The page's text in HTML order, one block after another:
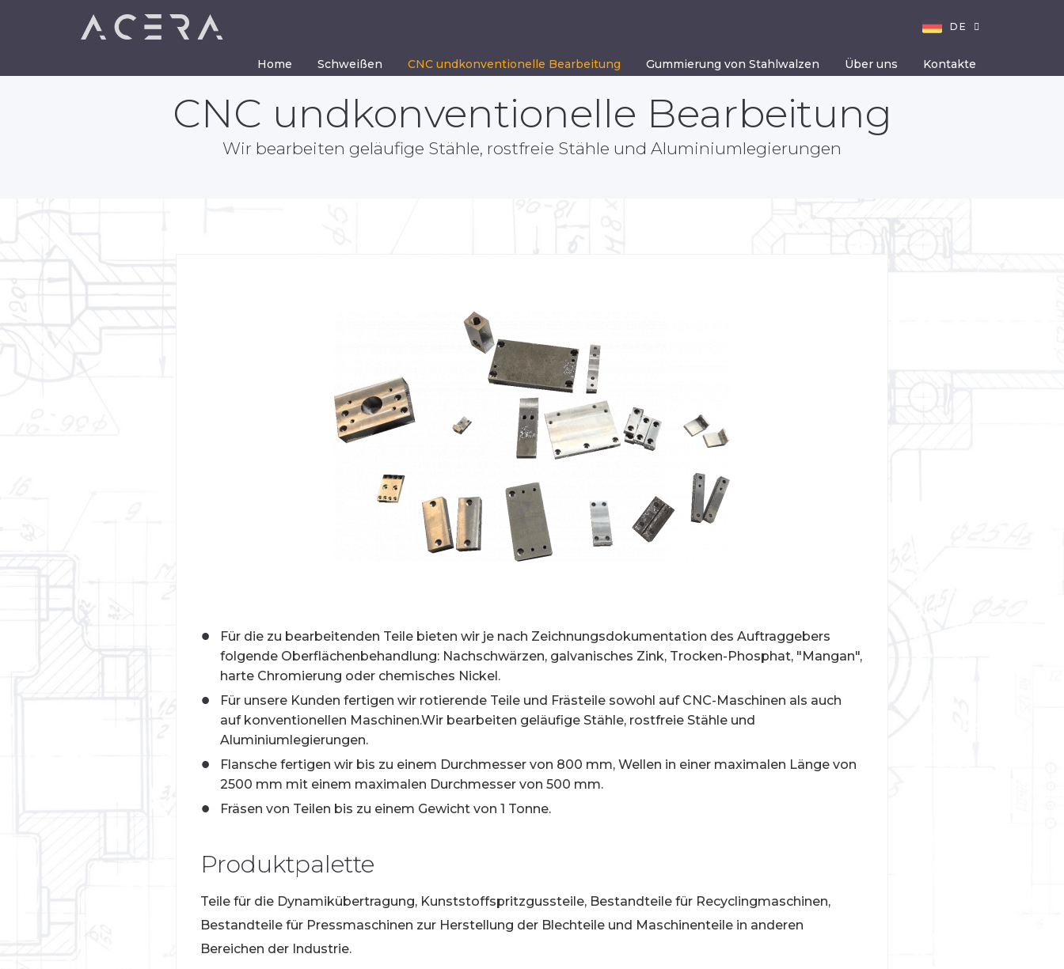
DE
Home Schweißen CNC undkonventionelle Bearbeitung Gummierung von Stahlwalzen Über uns Kontakte
CNC undkonventionelle Bearbeitung
Wir bearbeiten geläufige Stähle, rostfreie Stähle und Aluminiumlegierungen
Für die zu bearbeitenden Teile bieten wir je nach Zeichnungsdokumentation des Auftraggebers
folgende Oberflächenbehandlung: Nachschwärzen, galvanisches Zink, Trocken-Phosphat, "Mangan",
harte Chromierung oder chemisches Nickel.
Für unsere Kunden fertigen wir rotierende Teile und Frästeile sowohl auf CNC-Maschinen als auch
auf konventionellen Maschinen.Wir bearbeiten geläufige Stähle, rostfreie Stähle und
Aluminiumlegierungen.
Flansche fertigen wir bis zu einem Durchmesser von 800 mm, Wellen in einer maximalen Länge von
2500 mm mit einem maximalen Durchmesser von 500 mm.
Fräsen von Teilen bis zu einem Gewicht von 1 Tonne.
Produktpalette
Teile für die Dynamikübertragung, Kunststoffspritzgussteile, Bestandteile für Recyclingmaschinen,
Bestandteile für Pressmaschinen zur Herstellung der Blechteile und Maschinenteile in anderen
Bereichen der Industrie.